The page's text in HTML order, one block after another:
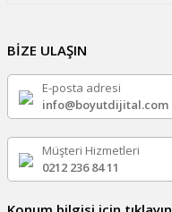
BİZE ULAŞIN
E-posta adresi
info@boyutdijital.com
Müşteri Hizmetleri
0212 236 84 11